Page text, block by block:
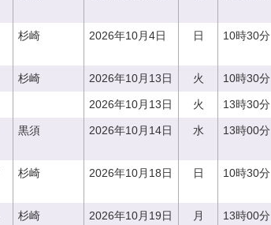
杉崎 2026年10月4日 日 10時30分
杉崎 2026年10月13日 火 10時30分
2026年10月13日 火 13時30分
黒須 2026年10月14日 水 13時00分
杉崎 2026年10月18日 日 10時30分
杉崎 2026年10月19日 月 13時00分